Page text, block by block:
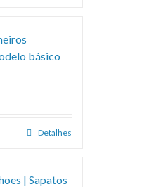
básico
Detalhes
| Sapatos